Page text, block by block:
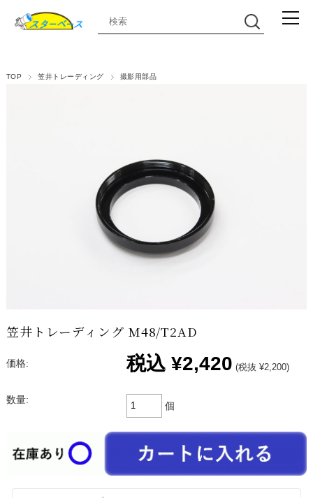
TOP 笠井トレーディング 撮影用部品
笠井トレーディング M48/T2AD
価格: 税込 ¥2,420 (税抜 ¥2,200)
数量:
個